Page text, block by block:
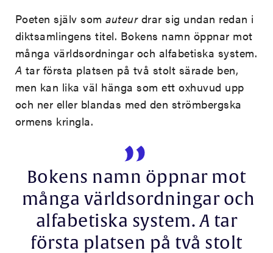
Poeten själv somauteurdrar sig undan redan i
diktsamlingens titel. Bokens namn öppnar mot
många världsordningar och alfabetiska system.
A tar första platsen på två stolt särade ben,
men kan lika väl hänga som ett oxhuvud upp
och ner eller blandas med den strömbergska
ormens kringla.
Bokens namn öppnar mot
många världsordningar och
alfabetiska system.A tar
första platsen på två stolt